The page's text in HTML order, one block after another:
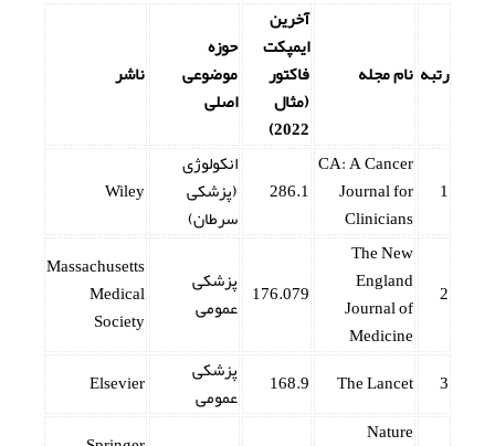
رتبه نام مجله
آخرین
ایمپکت
فاکتور
(مثال
2022)
حوزه
موضوعی
اصلی
ناشر
1
CA: A Cancer
Journal for
Clinicians
286.1
انکولوژی
(پزشکی
سرطان)
Wiley
2
The New
England
Journal of
Medicine
176.079 پزشکی
عمومی
Massachusetts
Medical
Society
3
The Lancet
168.9
پزشکی
عمومی
Elsevier
Nature